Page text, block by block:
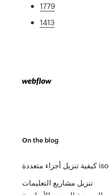
1779
1413
On the blog
كيفية تنزيل أجزاء متعددة iso
تنزيل مشاريع التعليمات